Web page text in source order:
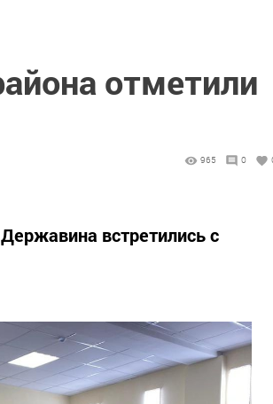
отметили
965 0
встретились с